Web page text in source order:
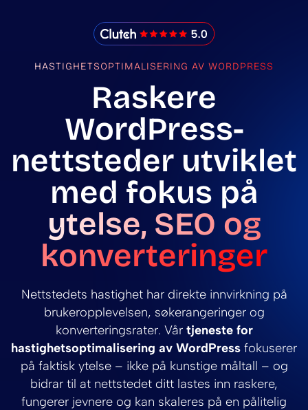
IMADO Reviews
HASTIGHETSOPTIMALISERING AV WORDPRESS
Raskere
WordPress-
nettsteder utviklet
med fokus på
ytelse, SEO og
konverteringer
Nettstedets hastighet har direkte innvirkning på
brukeropplevelsen, søkerangeringer og
konverteringsrater. Vår tjeneste for
hastighetsoptimalisering av WordPress fokuserer
på faktisk ytelse – ikke på kunstige måltall – og
bidrar til at nettstedet ditt lastes inn raskere,
fungerer jevnere og kan skaleres på en pålitelig